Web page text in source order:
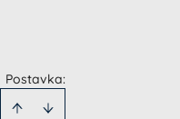
Postavka: